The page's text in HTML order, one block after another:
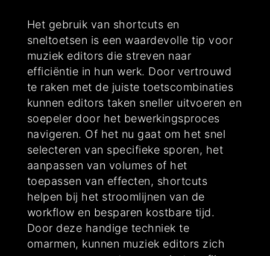
Het gebruik van shortcuts en
sneltoetsen is een waardevolle tip voor
muziek editors die streven naar
efficiëntie in hun werk. Door vertrouwd
te raken met de juiste toetscombinaties
kunnen editors taken sneller uitvoeren en
soepeler door het bewerkingsproces
navigeren. Of het nu gaat om het snel
selecteren van specifieke sporen, het
aanpassen van volumes of het
toepassen van effecten, shortcuts
helpen bij het stroomlijnen van de
workflow en besparen kostbare tijd.
Door deze handige techniek te
omarmen, kunnen muziek editors zich